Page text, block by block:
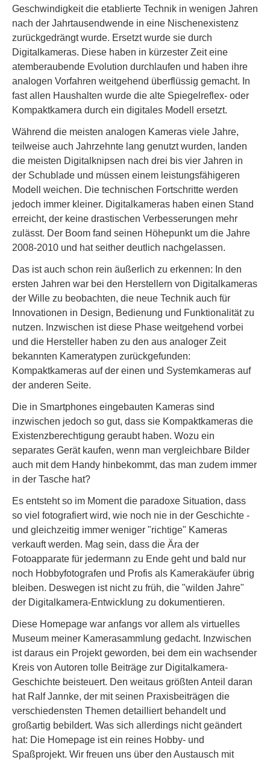
Geschwindigkeit die etablierte Technik in wenigen Jahren
nach der Jahrtausendwende in eine Nischenexistenz
zurückgedrängt wurde. Ersetzt wurde sie durch
Digitalkameras. Diese haben in kürzester Zeit eine
atemberaubende Evolution durchlaufen und haben ihre
analogen Vorfahren weitgehend überflüssig gemacht. In
fast allen Haushalten wurde die alte Spiegelreflex- oder
Kompaktkamera durch ein digitales Modell ersetzt.
Während die meisten analogen Kameras viele Jahre,
teilweise auch Jahrzehnte lang genutzt wurden, landen
die meisten Digitalknipsen nach drei bis vier Jahren in
der Schublade und müssen einem leistungsfähigeren
Modell weichen. Die technischen Fortschritte werden
jedoch immer kleiner. Digitalkameras haben einen Stand
erreicht, der keine drastischen Verbesserungen mehr
zulässt. Der Boom fand seinen Höhepunkt um die Jahre
2008-2010 und hat seither deutlich nachgelassen.
Das ist auch schon rein äußerlich zu erkennen: In den
ersten Jahren war bei den Herstellern von Digitalkameras
der Wille zu beobachten, die neue Technik auch für
Innovationen in Design, Bedienung und Funktionalität zu
nutzen. Inzwischen ist diese Phase weitgehend vorbei
und die Hersteller haben zu den aus analoger Zeit
bekannten Kameratypen zurückgefunden:
Kompaktkameras auf der einen und Systemkameras auf
der anderen Seite.
Die in Smartphones eingebauten Kameras sind
inzwischen jedoch so gut, dass sie Kompaktkameras die
Existenzberechtigung geraubt haben. Wozu ein
separates Gerät kaufen, wenn man vergleichbare Bilder
auch mit dem Handy hinbekommt, das man zudem immer
in der Tasche hat?
Es entsteht so im Moment die paradoxe Situation, dass
so viel fotografiert wird, wie noch nie in der Geschichte -
und gleichzeitig immer weniger "richtige" Kameras
verkauft werden. Mag sein, dass die Ära der
Fotoapparate für jedermann zu Ende geht und bald nur
noch Hobbyfotografen und Profis als Kamerakäufer übrig
bleiben. Deswegen ist nicht zu früh, die "wilden Jahre"
der Digitalkamera-Entwicklung zu dokumentieren.
Diese Homepage war anfangs vor allem als virtuelles
Museum meiner Kamerasammlung gedacht. Inzwischen
ist daraus ein Projekt geworden, bei dem ein wachsender
Kreis von Autoren tolle Beiträge zur Digitalkamera-
Geschichte beisteuert. Den weitaus größten Anteil daran
hat Ralf Jannke, der mit seinen Praxisbeiträgen die
verschiedensten Themen detailliert behandelt und
großartig bebildert. Was sich allerdings nicht geändert
hat: Die Homepage ist ein reines Hobby- und
Spaßprojekt. Wir freuen uns über den Austausch mit